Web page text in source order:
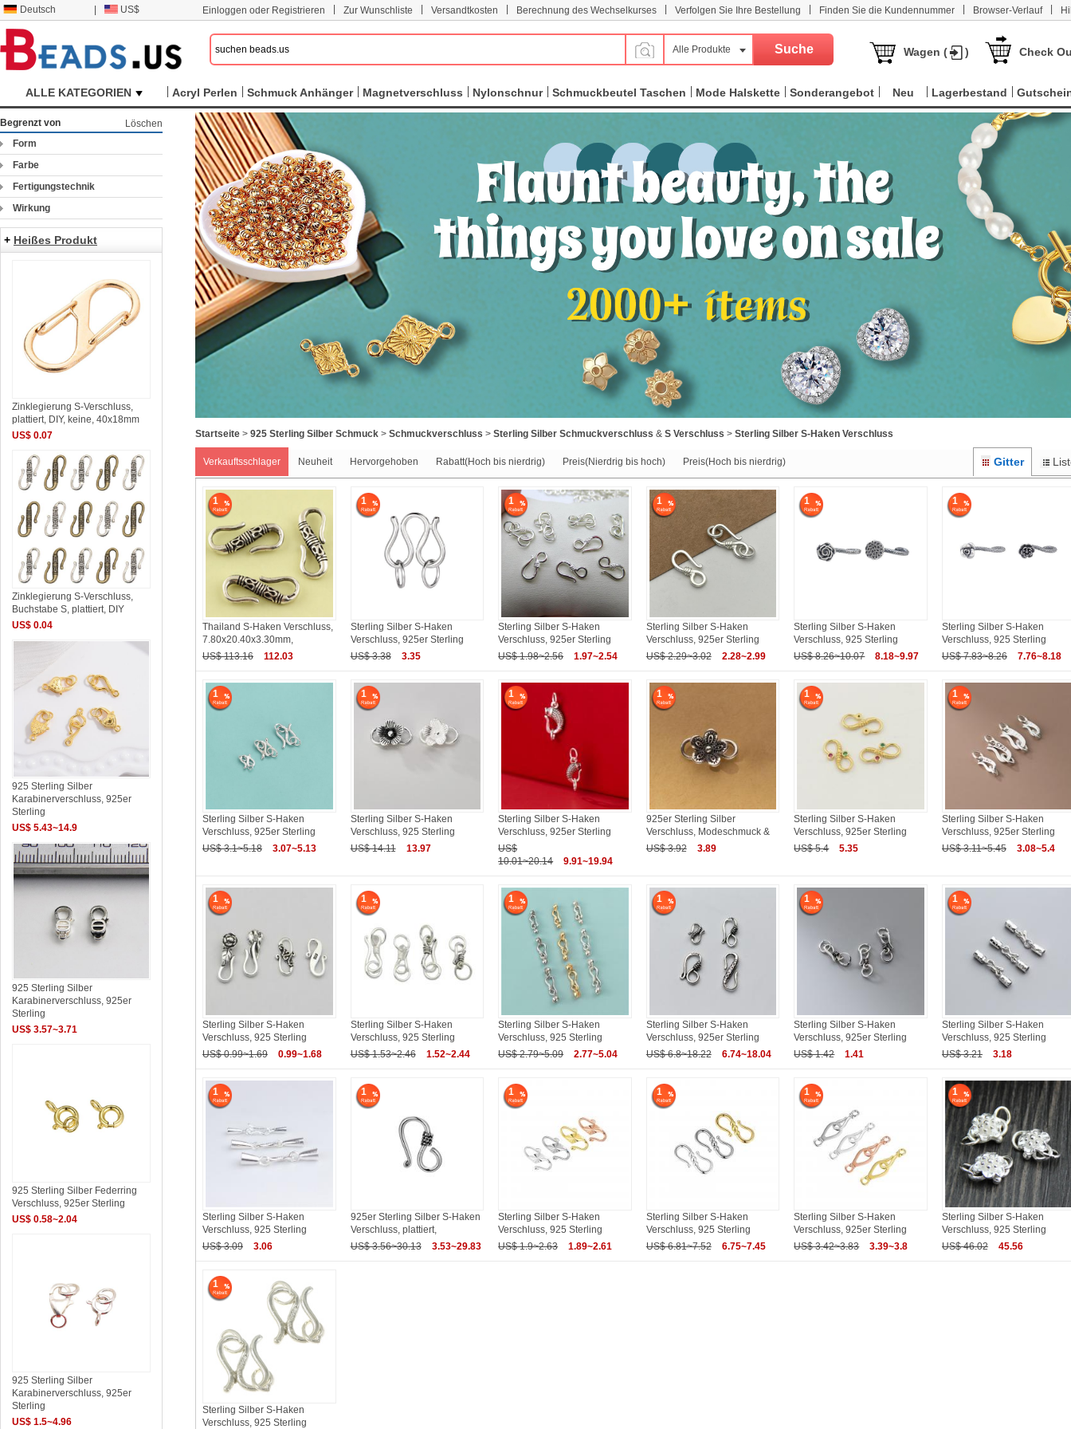
Deutsch US$ Einloggen oder Registrieren Zur Wunschliste Versandtkosten Berechnung des Wechselkurses Verfolgen Sie Ihre Bestellung Finden Sie die Kundennummer Browser-Verlauf
Alle Produkte Wagen ( ) Check
ALLE KATEGORIEN Acryl Perlen Schmuck Anhänger Magnetverschluss Nylonschnur Schmuckbeutel Taschen Mode Halskette Sonderangebot Neu Lagerbestand
Startseite> 925 Sterling Silber Schmuck> Schmuckverschluss > Sterling Silber Schmuckverschluss & S Verschluss > Sterling Silber S-Haken Verschluss
Verkauftsschlager Neuheit Hervorgehoben Rabatt(Hoch bis nierdrig) Preis(Nierdrig bis hoch) Preis(Hoch bis nierdrig) Gitter
1
Thailand S-Haken Verschluss,
7.80x20.40x3.30mm,
US$ 113.16
112.03
1
Sterling Silber S-Haken
Verschluss, 925er Sterling
US$ 3.38
3.35
1
Sterling Silber S-Haken
Verschluss, 925er Sterling
US$ 1.98~2.56
1.97~2.54
1
Sterling Silber S-Haken
Verschluss, 925er Sterling
US$ 2.29~3.02
2.28~2.99
1
Sterling Silber S-Haken
Verschluss, 925 Sterling
US$ 8.26~10.07
8.18~9.97
1
Sterling Silber S-Haken
Verschluss, 925 Sterling
US$ 7.83~8.26
7.76~8.18
1
Sterling Silber S-Haken
Verschluss, 925er Sterling
US$ 3.1~5.18
3.07~5.13
1
Sterling Silber S-Haken
Verschluss, 925 Sterling
US$ 14.11
13.97
1
Sterling Silber S-Haken
Verschluss, 925er Sterling
US$
10.01~20.14
9.91~19.94
1
925er Sterling Silber
Verschluss, Modeschmuck &
US$ 3.92
3.89
1
Sterling Silber S-Haken
Verschluss, 925er Sterling
US$ 5.4
5.35
1
Sterling Silber S-Haken
Verschluss, 925er Sterling
US$ 3.11~5.45
3.08~5.4
1
Sterling Silber S-Haken
Verschluss, 925 Sterling
US$ 0.99~1.69
0.99~1.68
1
Sterling Silber S-Haken
Verschluss, 925 Sterling
US$ 1.53~2.46
1.52~2.44
1
Sterling Silber S-Haken
Verschluss, 925 Sterling
US$ 2.79~5.09
2.77~5.04
1
Sterling Silber S-Haken
Verschluss, 925er Sterling
US$ 6.8~18.22
6.74~18.04
1
Sterling Silber S-Haken
Verschluss, 925er Sterling
US$ 1.42
1.41
1
Sterling Silber S-Haken
Verschluss, 925 Sterling
US$ 3.21
3.18
1
Sterling Silber S-Haken
Verschluss, 925 Sterling
US$ 3.09
3.06
1
925er Sterling Silber S-Haken
Verschluss, plattiert,
US$ 3.56~30.13
3.53~29.83
1
Sterling Silber S-Haken
Verschluss, 925 Sterling
US$ 1.9~2.63
1.89~2.61
1
Sterling Silber S-Haken
Verschluss, 925 Sterling
US$ 6.81~7.52
6.75~7.45
1
Sterling Silber S-Haken
Verschluss, 925er Sterling
US$ 3.42~3.83
3.39~3.8
1
Sterling Silber S-Haken
Verschluss, 925 Sterling
US$ 46.02
45.56
1
Sterling Silber S-Haken
Verschluss, 925 Sterling
Begrenzt von
Löschen
Form
Farbe
Fertigungstechnik
Wirkung
+ Heißes Produkt
Zinklegierung S-Verschluss,
plattiert, DIY, keine, 40x18mm
US$ 0.07
Zinklegierung S-Verschluss,
Buchstabe S, plattiert, DIY
US$ 0.04
925 Sterling Silber
Karabinerverschluss, 925er
Sterling
US$ 5.43~14.9
925 Sterling Silber
Karabinerverschluss, 925er
Sterling
US$ 3.57~3.71
925 Sterling Silber Federring
Verschluss, 925er Sterling
US$ 0.58~2.04
925 Sterling Silber
Karabinerverschluss, 925er
Sterling
US$ 1.5~4.96